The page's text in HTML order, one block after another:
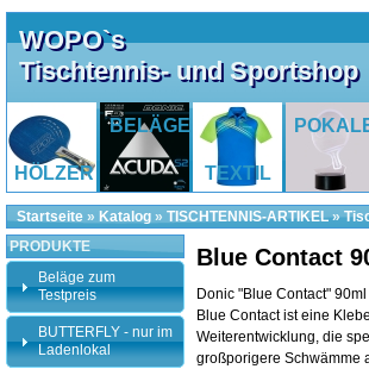
WOPO`s
Tischtennis- und Sportshop
HÖLZER
BELÄGE
TEXTIL
Startseite » Katalog » TISCHTENNIS-ARTIKEL»
Blue Contact
Donic "Blue Contact"
Blue Contact ist eine
Weiterentwicklung, die
großporigere Schwämme
PRODUKTE
Beläge zum
Testpreis
BUTTERFLY - nur im
Ladenlokal